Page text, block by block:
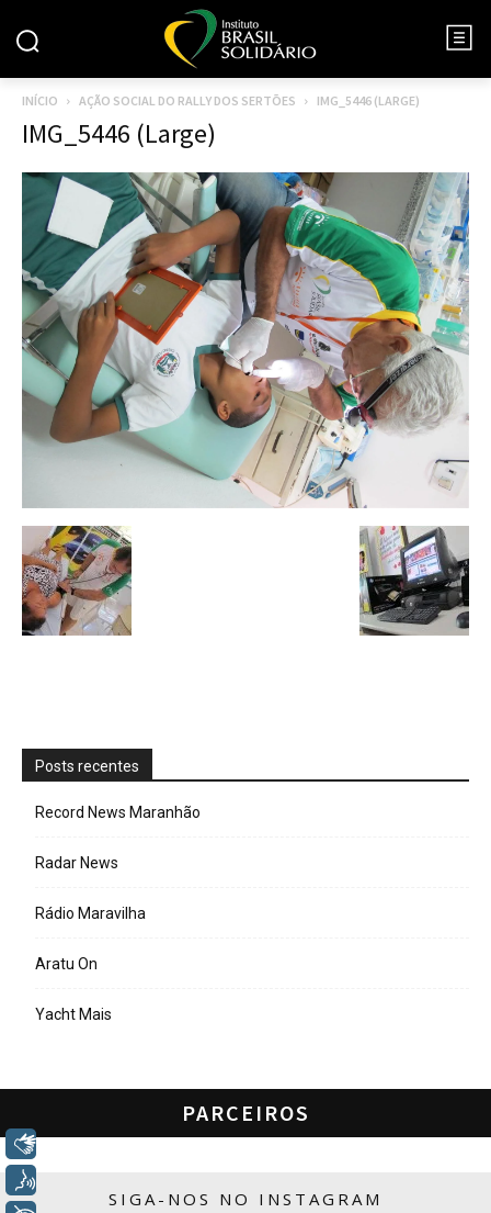
INÍCIO AÇÃO SOCIAL DO RALLY DOS SERTÕES IMG_5446 (LARGE)
IMG_5446 (Large)
Posts recentes
Record News Maranhão
Radar News
Rádio Maravilha
Aratu On
Yacht Mais
PARCEIROS
SIGA-NOS NO INSTAGRAM
Libras